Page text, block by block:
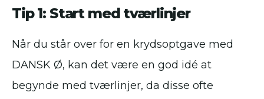
Tip 1: Start med tværlinjer
Når du står over for en krydsoptgave med
DANSK Ø, kan det være en god idé at
begynde med tværlinjer, da disse ofte